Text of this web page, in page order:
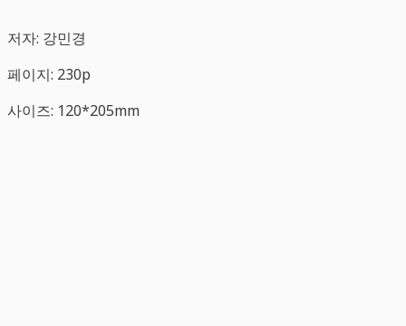
저자: 강민경
페이지: 230p
사이즈: 120*205mm